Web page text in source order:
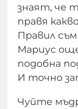
знаят, че
правя
Правил
Мариус
подобна
И точно
Чуйте